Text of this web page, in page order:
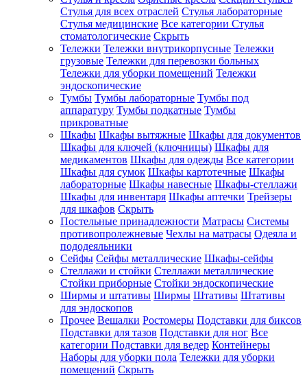
Стулья для всех отраслей Стулья лабораторные
Стулья медицинские Все категории Стулья
стоматологические Скрыть
Тележки Тележки внутрикорпусные Тележки
грузовые Тележки для перевозки больных
Тележки для уборки помещений Тележки
эндоскопические
Тумбы Тумбы лабораторные Тумбы под
аппаратуру Тумбы подкатные Тумбы
прикроватные
Шкафы Шкафы вытяжные Шкафы для документов
Шкафы для ключей (ключницы) Шкафы для
медикаментов Шкафы для одежды Все категории
Шкафы для сумок Шкафы картотечные Шкафы
лабораторные Шкафы навесные Шкафы-стеллажи
Шкафы для инвентаря Шкафы аптечки Трейзеры
для шкафов Скрыть
Постельные принадлежности Матрасы Системы
противопролежневые Чехлы на матрасы Одеяла и
пододеяльники
Сейфы Сейфы металлические Шкафы-сейфы
Стеллажи и стойки Стеллажи металлические
Стойки приборные Стойки эндоскопические
Ширмы и штативы Ширмы Штативы Штативы
для эндоскопов
Прочее Вешалки Ростомеры Подставки для биксов
Подставки для тазов Подставки для ног Все
категории Подставки для ведер Контейнеры
Наборы для уборки пола Тележки для уборки
помещений Скрыть